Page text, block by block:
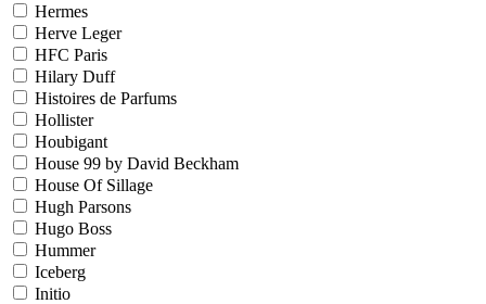
Hermes
Herve Leger
HFC Paris
Hilary Duff
Histoires de Parfums
Hollister
Houbigant
House 99 by David Beckham
House Of Sillage
Hugh Parsons
Hugo Boss
Hummer
Iceberg
Initio